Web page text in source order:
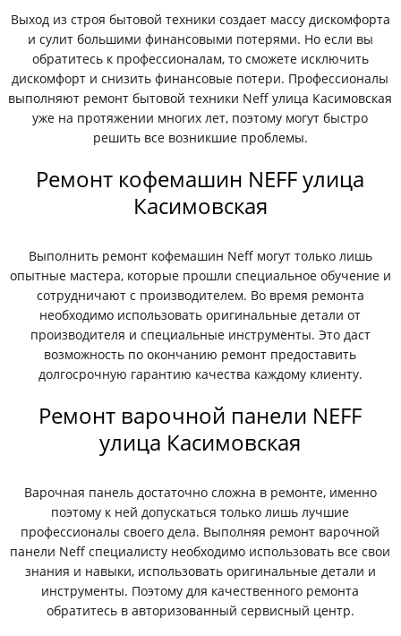
Выход из строя бытовой техники создает массу дискомфорта
и сулит большими финансовыми потерями. Но если вы
обратитесь к профессионалам, то сможете исключить
дискомфорт и снизить финансовые потери. Профессионалы
выполняют ремонт бытовой техники Neff улица Касимовская
уже на протяжении многих лет, поэтому могут быстро
решить все возникшие проблемы.
Ремонт кофемашин NEFF улица
Касимовская
Выполнить ремонт кофемашин Neff могут только лишь
опытные мастера, которые прошли специальное обучение и
сотрудничают с производителем. Во время ремонта
необходимо использовать оригинальные детали от
производителя и специальные инструменты. Это даст
возможность по окончанию ремонт предоставить
долгосрочную гарантию качества каждому клиенту.
Ремонт варочной панели NEFF
улица Касимовская
Варочная панель достаточно сложна в ремонте, именно
поэтому к ней допускаться только лишь лучшие
профессионалы своего дела. Выполняя ремонт варочной
панели Neff специалисту необходимо использовать все свои
знания и навыки, использовать оригинальные детали и
инструменты. Поэтому для качественного ремонта
обратитесь в авторизованный сервисный центр.